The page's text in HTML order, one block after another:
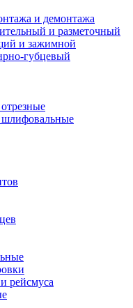
и демонтажа
и разметочный
и зажимной
губцевый
шлифовальные
рейсмуса